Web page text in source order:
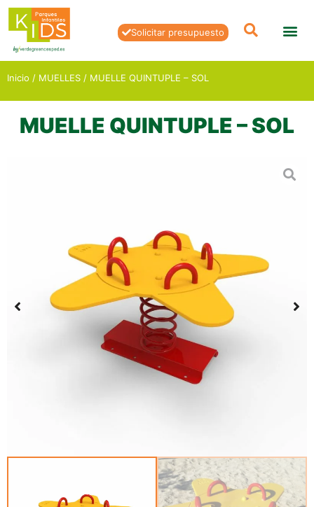
Solicitar presupuesto
Inicio / MUELLES / MUELLE QUINTUPLE – SOL
MUELLE QUINTUPLE – SOL